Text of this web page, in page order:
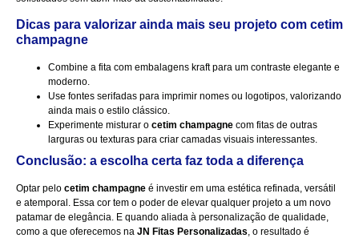
Dicas para valorizar ainda mais seu projeto com cetim
champagne
Combine a fita com embalagens kraft para um contraste elegante e
moderno.
Use fontes serifadas para imprimir nomes ou logotipos, valorizando
ainda mais o estilo clássico.
Experimente misturar o cetim champagne com fitas de outras
larguras ou texturas para criar camadas visuais interessantes.
Conclusão: a escolha certa faz toda a diferença
Optar pelo cetim champagne é investir em uma estética refinada, versátil
e atemporal. Essa cor tem o poder de elevar qualquer projeto a um novo
patamar de elegância. E quando aliada à personalização de qualidade,
como a que oferecemos na JN Fitas Personalizadas, o resultado é